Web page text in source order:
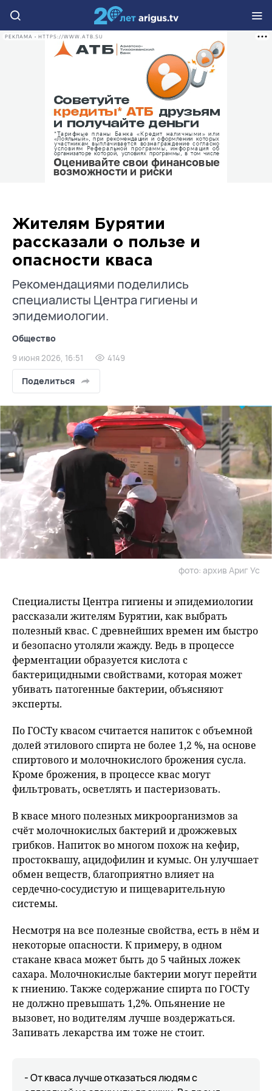
РЕКЛАМА • HTTPS://WWW.ATB.SU
Жителям Бурятии
рассказали о пользе и
опасности кваса
Рекомендациями поделились
специалисты Центра гигиены и
эпидемиологии.
Общество
9 июня 2026, 16:51 4149
Поделиться
фото: архив Ариг Ус
Специалисты Центра гигиены и эпидемиологии
рассказали жителям Бурятии, как выбрать
полезный квас. С древнейших времен им быстро
и безопасно утоляли жажду. Ведь в процессе
ферментации образуется кислота с
бактерицидными свойствами, которая может
убивать патогенные бактерии, объясняют
эксперты.
По ГОСТу квасом считается напиток с объемной
долей этилового спирта не более 1,2 %, на основе
спиртового и молочнокислого брожения сусла.
Кроме брожения, в процессе квас могут
фильтровать, осветлять и пастеризовать.
В квасе много полезных микроорганизмов за
счёт молочнокислых бактерий и дрожжевых
грибков. Напиток во многом похож на кефир,
простоквашу, ацидофилин и кумыс. Он улучшает
обмен веществ, благоприятно влияет на
сердечно-сосудистую и пищеварительную
системы.
Несмотря на все полезные свойства, есть в нём и
некоторые опасности. К примеру, в одном
стакане кваса может быть до 5 чайных ложек
сахара. Молочнокислые бактерии могут перейти
к гниению. Также содержание спирта по ГОСТу
не должно превышать 1,2%. Опьянение не
вызовет, но водителям лучше воздержаться.
Запивать лекарства им тоже не стоит.
- От кваса лучше отказаться людям с